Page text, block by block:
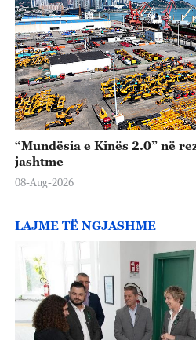
“Mundësia e Kinës 2.0” në
jashtme
08-Aug-2026
LAJME TË NGJASHME